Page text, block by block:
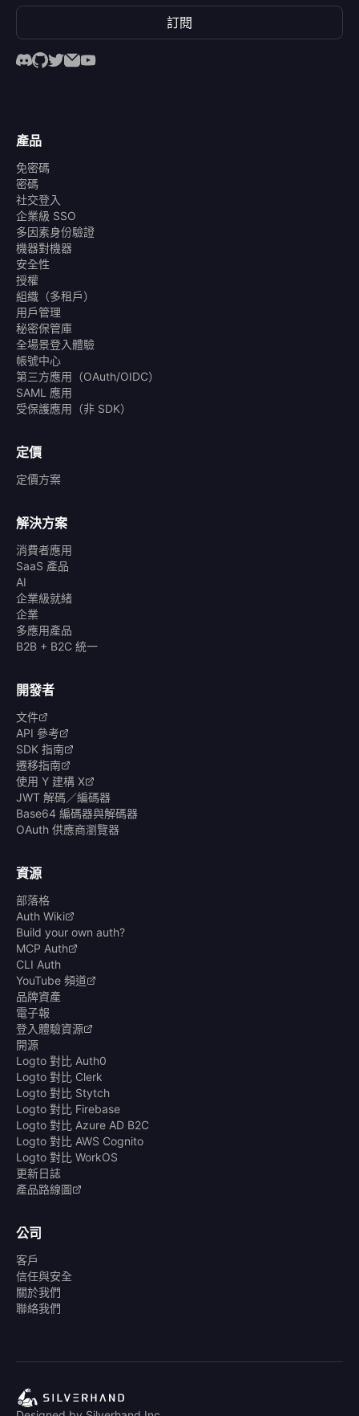
訂閱
產品
免密碼
密碼
社交登入
企業級 SSO
多因素身份驗證
機器對機器
安全性
授權
組織（多租戶）
用戶管理
秘密保管庫
全場景登入體驗
帳號中心
第三方應用（OAuth/OIDC）
SAML 應用
受保護應用（非 SDK）
定價
定價方案
解決方案
消費者應用
SaaS 產品
AI
企業級就緒
企業
多應用產品
B2B + B2C 統一
開發者
文件
API 參考
SDK 指南
遷移指南
使用 Y 建構 X
JWT 解碼／編碼器
Base64 編碼器與解碼器
OAuth 供應商瀏覽器
資源
部落格
Auth Wiki
Build your own auth?
MCP Auth
CLI Auth
YouTube 頻道
品牌資產
電子報
登入體驗資源
開源
Logto 對比 Auth0
Logto 對比 Clerk
Logto 對比 Stytch
Logto 對比 Firebase
Logto 對比 Azure AD B2C
Logto 對比 AWS Cognito
Logto 對比 WorkOS
更新日誌
產品路線圖
公司
客戶
信任與安全
關於我們
聯絡我們